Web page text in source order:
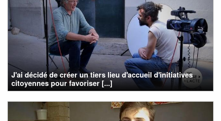
J'ai décidé de créer un tiers lieu d'accueil d'initiatives
citoyennes pour favoriser [...]